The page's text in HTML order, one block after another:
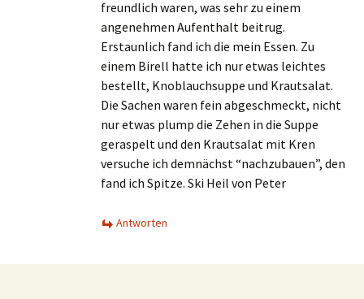
freundlich waren, was sehr zu einem
angenehmen Aufenthalt beitrug.
Erstaunlich fand ich die mein Essen. Zu
einem Birell hatte ich nur etwas leichtes
bestellt, Knoblauchsuppe und Krautsalat.
Die Sachen waren fein abgeschmeckt, nicht
nur etwas plump die Zehen in die Suppe
geraspelt und den Krautsalat mit Kren
versuche ich demnächst “nachzubauen”, den
fand ich Spitze. Ski Heil von Peter
Antworten